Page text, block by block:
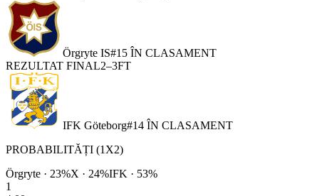
Örgryte IS#15 ÎN CLASAMENT
REZULTAT FINAL2–3FT
IFK Göteborg#14 ÎN CLASAMENT
PROBABILITĂȚI (1X2)
Örgryte · 23%X · 24%IFK · 53%
1